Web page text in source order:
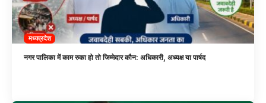
मध्यप्रदेश
नगर पालिका में काम रुका हो तो जिम्मेदार कौन: अधिकारी, अध्यक्ष या पार्षद